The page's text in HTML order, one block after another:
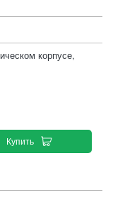
корпусе,
Купить